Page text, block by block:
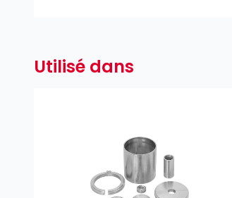
Utilisé dans